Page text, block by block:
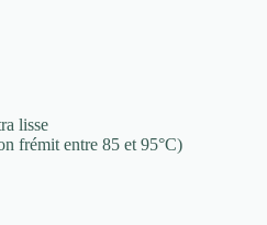
lisse
frémit entre 85 et 95°C)